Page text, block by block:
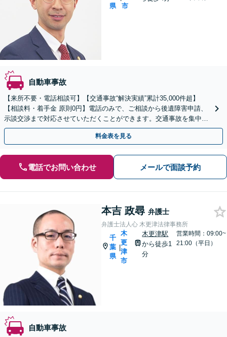
県
市
自動車事故
【来所不要・電話相談可】【交通事故“解決実績”累計35,000件超】
【相談料・着手金 原則0円】電話のみで、ご相談から後遺障害申請、
示談交渉まで対応させていただくことができます。交通事故を集中的
に取り扱っている弁護士が全力でサポート！
料金表を見る
電話でお問い合わせ メールで面談予約
本吉 政尋 弁護士
弁護士法人心 木更津法律事務所
千
葉
県
|
木
更
津
市
木更津駅
から徒歩1
分
営業時間：09:00~
21:00（平日）
自動車事故